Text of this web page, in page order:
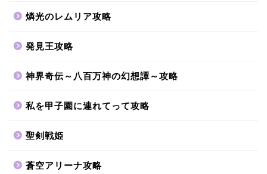
燐光のレムリア攻略
発見王攻略
神界奇伝～八百万神の幻想譚～攻略
私を甲子園に連れてって攻略
聖剣戦姫
蒼空アリーナ攻略